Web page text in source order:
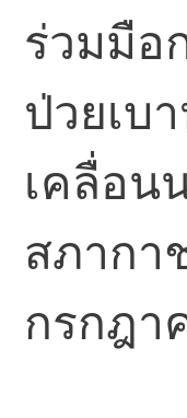
ร่วมมือ
ป่วยเบ
เคลื่อน
สภากา
กรกฎา